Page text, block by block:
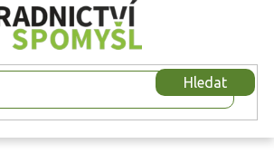
Hledat